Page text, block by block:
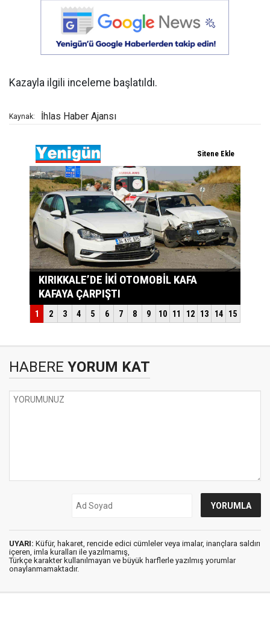
Kazayla ilgili inceleme başlatıldı.
Kaynak: İhlas Haber Ajansı
HABERE YORUM KAT
UYARI: Küfür, hakaret, rencide edici cümleler veya imalar, inançlara saldırı
içeren, imla kuralları ile yazılmamış,
Türkçe karakter kullanılmayan ve büyük harflerle yazılmış yorumlar
onaylanmamaktadır.